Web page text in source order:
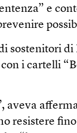
e
sostenitori
i cartelli
aveva
resistere